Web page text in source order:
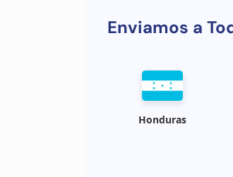
Enviamos a
Honduras